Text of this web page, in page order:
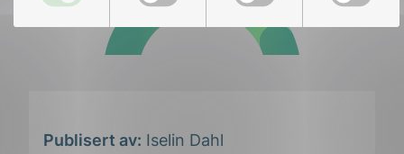
Publisert av: Iselin Dahl